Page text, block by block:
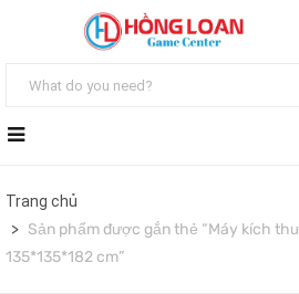
Trang chủ
Sản phẩm được gắn thẻ “Máy kích
135*135*182 cm”